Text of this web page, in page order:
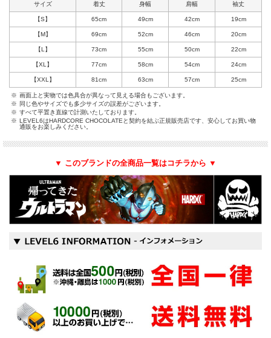
サイズ 着丈 身幅 肩幅 袖丈
【S】 65cm 49cm 42cm 19cm
【M】 69cm 52cm 46cm 20cm
【L】 73cm 55cm 50cm 22cm
【XL】 77cm 58cm 54cm 24cm
【XXL】 81cm 63cm 57cm 25cm
※ 画面上と実物では色具合が異なって見える場合もございます。
※
同じ色やサイズでも多少サイズの誤差がございます。
※ すべて平置き直線で計測いたしております。
※ LEVEL6はHARDCORE CHOCOLATEと契約を結ぶ正規販売店です、安心してお買い物
通販をお楽しみください。
▼ このブランドの全商品一覧はコチラから ▼